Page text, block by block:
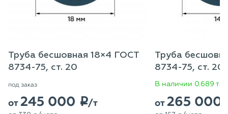
Труба бесшовная 18×4 ГОСТ
8734-75, ст. 20
под заказ
от 245 000 p/т
Труба
8734-75, ст. 20
В наличии 0.689
от 265 000